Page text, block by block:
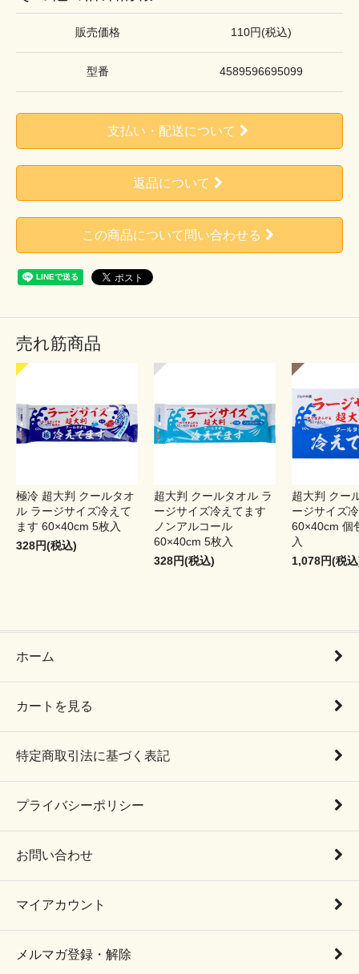
販売価格 110円(税込)
型番 4589596695099
支払い・配送について
返品について
この商品について問い合わせる
売れ筋商品
極冷 超大判 クールタオ
ル ラージサイズ冷えて
ます 60×40cm 5枚入
328円(税込)
超大判 クールタオル ラ
ージサイズ冷えてます
ノンアルコール
60×40cm 5枚入
328円(税込)
超大判 クー
ージサイズ
60×40cm 個
入
1,078円(税
ホーム
カートを見る
特定商取引法に基づく表記
プライバシーポリシー
お問い合わせ
マイアカウント
メルマガ登録・解除